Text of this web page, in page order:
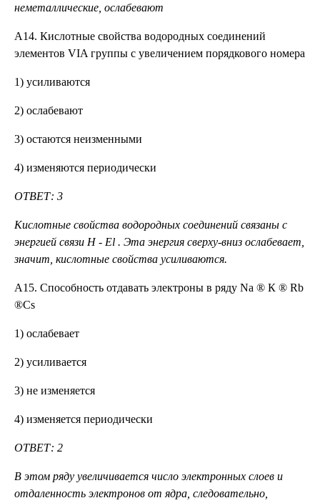
неметаллические, ослабевают
А14. Кислотные свойства водородных соединений
элементов VIA группы с увеличением порядкового номера
1) усиливаются
2) ослабевают
3) остаются неизменными
4) изменяются периодически
ОТВЕТ: 3
Кислотные свойства водородных соединений связаны с
энергией связи H- El . Эта энергия сверху-вниз ослабевает,
значит, кислотные свойства усиливаются.
А15. Способность отдавать электроны в ряду Na ® К ® Rb
®Cs
1) ослабевает
2) усиливается
3) не изменяется
4) изменяется периодически
ОТВЕТ: 2
В этом ряду увеличивается число электронных слоев и
отдаленность электронов от ядра, следовательно,